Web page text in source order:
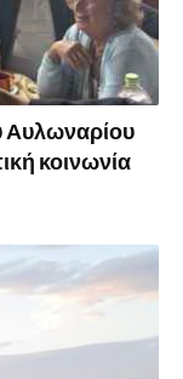
Αυλωναρίου
κοινωνία